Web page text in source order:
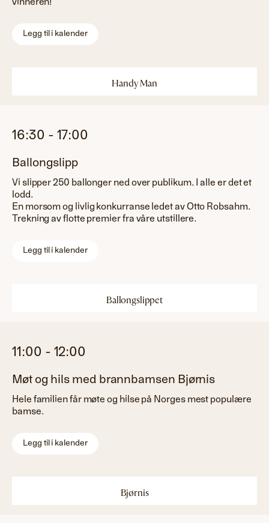
vinneren!
Legg til i kalender
Handy Man
16:30 - 17:00
Ballongslipp
Vi slipper 250 ballonger ned over publikum. I alle er det et
lodd.
En morsom og livlig konkurranse ledet av Otto Robsahm.
Trekning av flotte premier fra våre utstillere.
Legg til i kalender
Ballongslippet
11:00 - 12:00
Møt og hils med brannbamsen Bjørnis
Hele familien får møte og hilse på Norges mest populære
bamse.
Legg til i kalender
Bjørnis